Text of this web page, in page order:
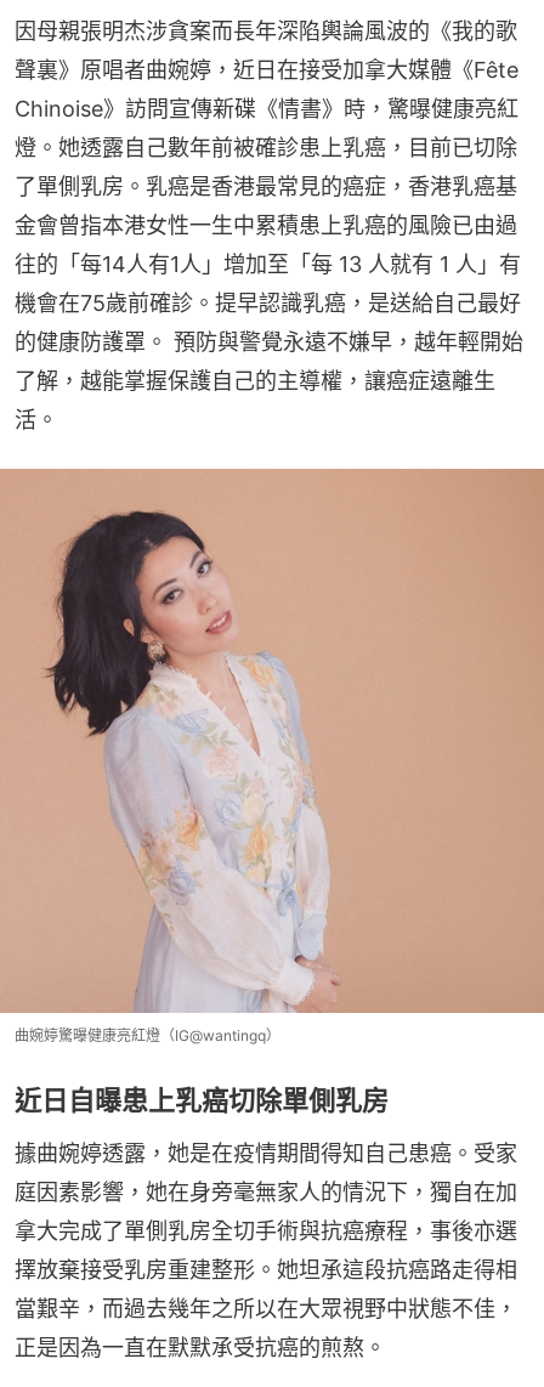
因母親張明杰涉貪案而長年深陷輿論風波的《我的歌
聲裏》原唱者曲婉婷，近日在接受加拿大媒體《Fête
Chinoise》訪問宣傳新碟《情書》時，驚曝健康亮紅
燈。她透露自己數年前被確診患上乳癌，目前已切除
了單側乳房。乳癌是香港最常見的癌症，香港乳癌基
金會曾指本港女性一生中累積患上乳癌的風險已由過
往的「每14人有1人」增加至「每 13 人就有 1 人」有
機會在75歲前確診。提早認識乳癌，是送給自己最好
的健康防護罩。 預防與警覺永遠不嫌早，越年輕開始
了解，越能掌握保護自己的主導權，讓癌症遠離生
活。
曲婉婷驚曝健康亮紅燈（IG@wantingq）
近日自曝患上乳癌切除單側乳房
據曲婉婷透露，她是在疫情期間得知自己患癌。受家
庭因素影響，她在身旁毫無家人的情況下，獨自在加
拿大完成了單側乳房全切手術與抗癌療程，事後亦選
擇放棄接受乳房重建整形。她坦承這段抗癌路走得相
當艱辛，而過去幾年之所以在大眾視野中狀態不佳，
正是因為一直在默默承受抗癌的煎熬。